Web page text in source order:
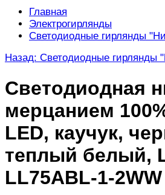
Главная
Электрогирлянды
Светодиодные гирлянды
Назад: Светодиодные гирлянды
Светодиодная
мерцанием
LED, каучук,
теплый белый,
LL75ABL-1-